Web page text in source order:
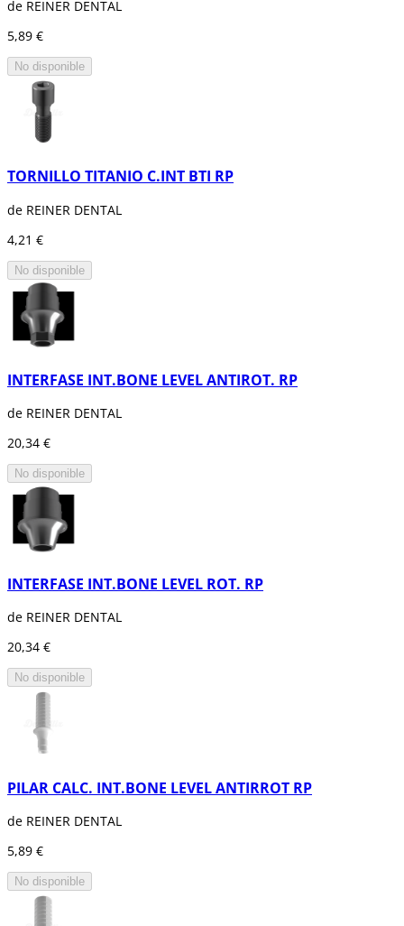
de REINER DENTAL
5,89 €
No disponible
TORNILLO TITANIO C.INT BTI RP
de REINER DENTAL
4,21 €
No disponible
INTERFASE INT.BONE LEVEL ANTIROT. RP
de REINER DENTAL
20,34 €
No disponible
INTERFASE INT.BONE LEVEL ROT. RP
de REINER DENTAL
20,34 €
No disponible
PILAR CALC. INT.BONE LEVEL ANTIRROT RP
de REINER DENTAL
5,89 €
No disponible